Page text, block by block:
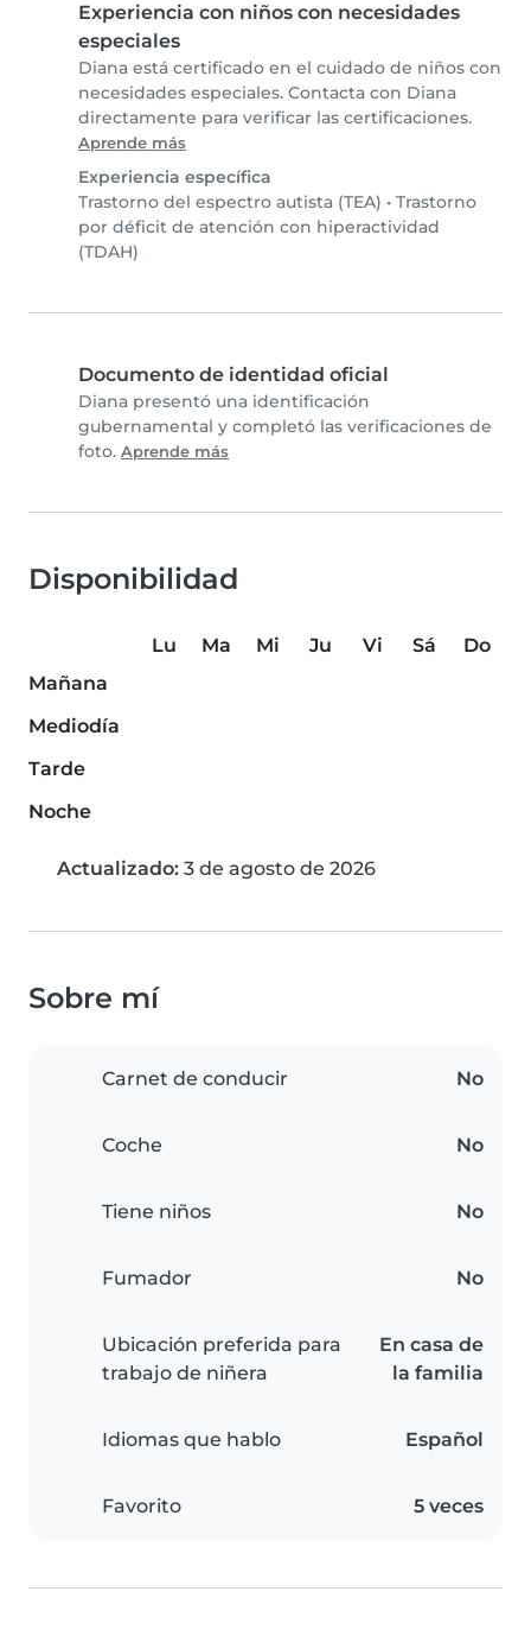
Experiencia con niños con necesidades
especiales
Diana está certificado en el cuidado de niños con
necesidades especiales. Contacta con Diana
directamente para verificar las certificaciones.
Aprende más
Experiencia específica
Trastorno del espectro autista (TEA) • Trastorno
por déficit de atención con hiperactividad
(TDAH)
Documento de identidad oficial
Diana presentó una identificación
gubernamental y completó las verificaciones de
foto. Aprende más
Disponibilidad
Lu Ma Mi Ju Vi Sá
Do
Mañana
Mediodía
Tarde
Noche
Actualizado: 3 de agosto de 2026
Sobre mí
Carnet de conducir No
Coche No
Tiene niños No
Fumador No
Ubicación preferida para
trabajo de niñera
En casa de
la familia
Idiomas que hablo Español
Favorito 5 veces